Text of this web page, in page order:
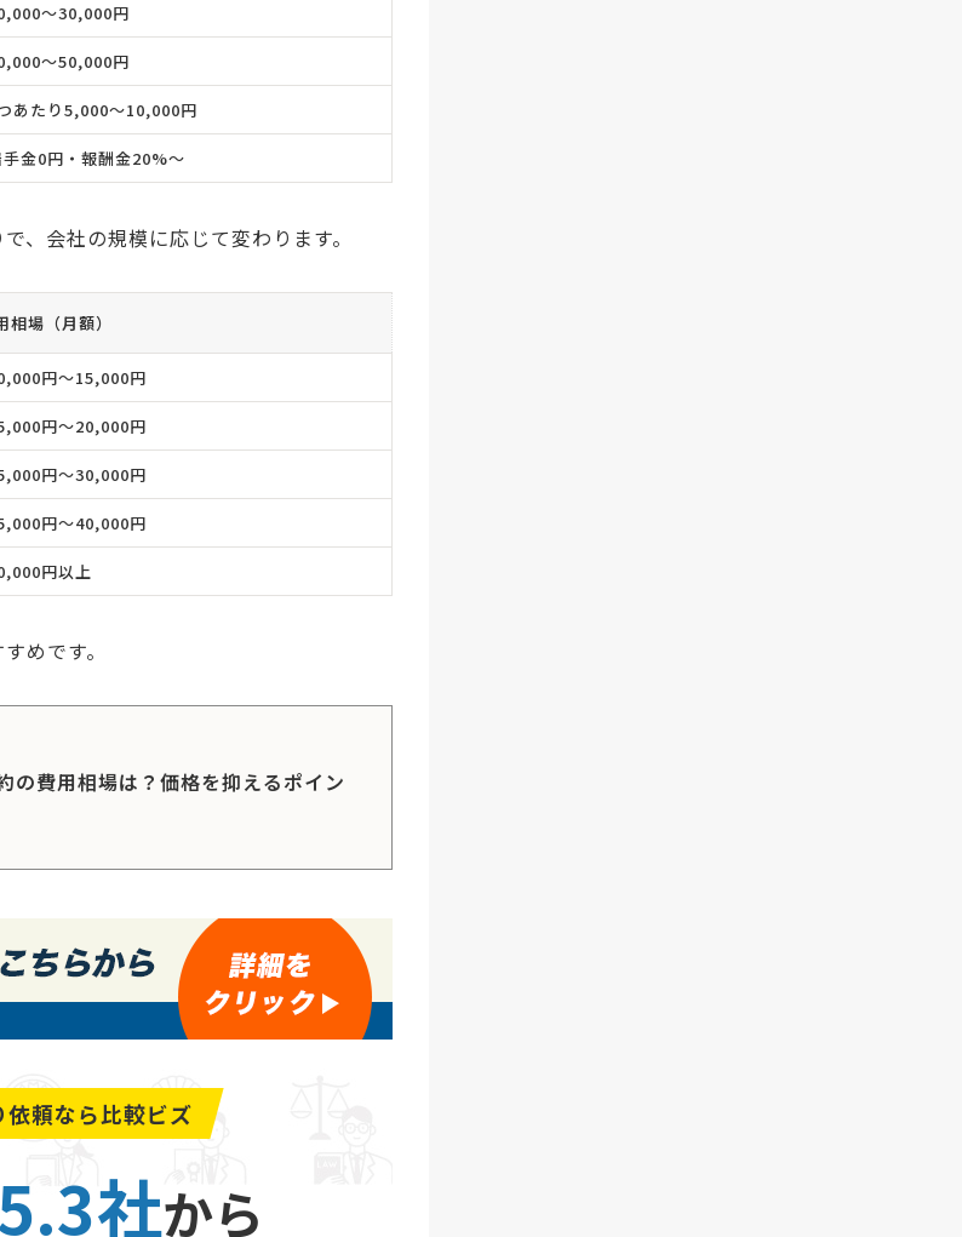
〜30,000円
〜50,000円
あたり5,000〜10,000円
金0円・報酬金20%〜
、会社の規模に応じて変わります。
相場（月額）
円〜15,000円
円〜20,000円
円〜30,000円
円〜40,000円
円以上
めです。
の費用相場は？価格を抑えるポイン
依頼なら比較ビズ
社から